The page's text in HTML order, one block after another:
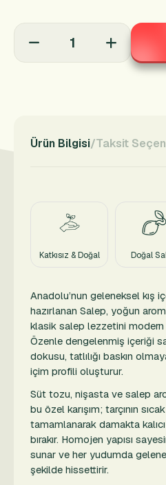
Ürün Bilgisi Taksit
Katkısız & Doğal Doğal
Anadolu’nun geleneksel kış
hazırlanan Salep, yoğun
klasik salep lezzetini
Özenle dengelenmiş içeriği
dokusu, tatlılığı baskın
içim profili oluşturur.
Süt tozu, nişasta ve salep
bu özel karışım; tarçının
tamamlanarak damakta
bırakır. Homojen yapısı
sunar ve her yudumda
şekilde hissettirir.